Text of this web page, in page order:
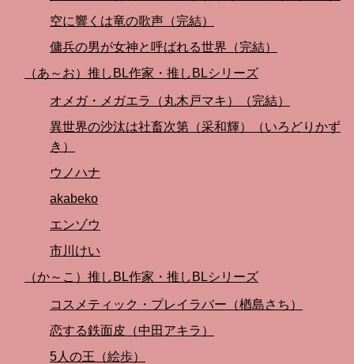
空に響くは竜の歌声（完結）
傭兵の男が女神と呼ばれる世界（完結）
（あ～お）推しBL作家・推しBLシリーズ
オメガ・メガエラ（丸木戸マキ）（完結）
異世界の沙汰は社畜次第（采和輝）（いろどりかず
き）
ウノハナ
akabeko
エンゾウ
市川けい
（か～こ）推しBL作家・推しBLシリーズ
コスメティック・プレイラバー（楢島さち）
恋する鉄面皮（中田アキラ）
5人の王（絵歩）